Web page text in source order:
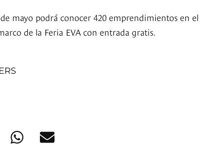
mayo podrá conocer 420 emprendimientos en el
de la Feria EVA con entrada gratis.